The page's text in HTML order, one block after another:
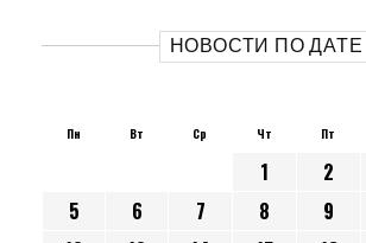
НОВОСТИ ПО ДАТЕ
Пн Вт Ср Чт Пт
1 2
5
6 7 8 9